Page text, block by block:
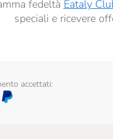
fedeltà Eataly
speciali e ricevere
accettati: